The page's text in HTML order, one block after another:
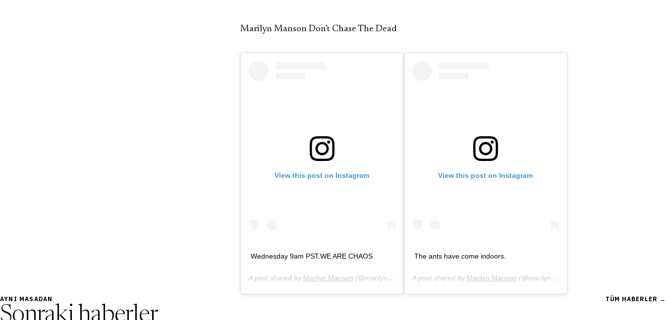
Marilyn Manson Don’t Chase The Dead
View this post on Instagram
Wednesday 9am PST.WE ARE CHAOS
A post shared by Marilyn Manson (@marilynmanson) on Jul 28, 2020 at 3:24pm PDT
View this post on Instagram
The ants have come indoors.
A post shared by Marilyn Manson (@marilynmanson) on
AYNI MASADAN TÜM HABERLER →